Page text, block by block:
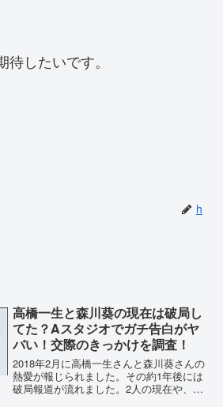
したいです。
h
高橋一生と森川葵の現在は破局し
てた？Aスタジオでガチ告白がヤ
バい！交際のきっかけを調査！
2018年2月に高橋一生さんと森川葵さんの
熱愛が報じられました。その約1年後には
破局報道が流れました。2人の現在や、交